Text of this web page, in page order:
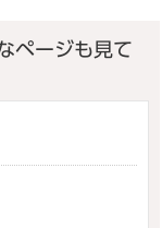
ページも見て